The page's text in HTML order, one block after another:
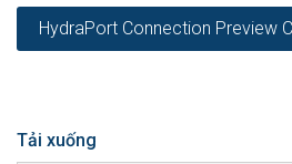
HydraPort Connection Preview
Tải xuống